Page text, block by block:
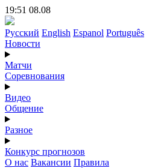
19:51 08.08
Русский English Espanol Português
Новости
Матчи
Соревнования
Видео
Общение
Разное
Конкурс прогнозов
О нас Вакансии Правила